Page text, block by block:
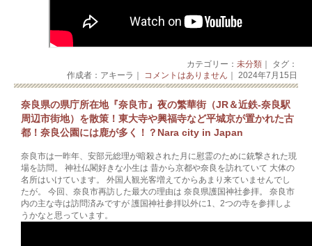
カテゴリー： 未分類｜ タグ：
作成者：アキーラ｜
コメントはありません ｜ 2024年7月15日
奈良県の県庁所在地『奈良市』夜の繁華街（JR＆近鉄-奈良駅
周辺市街地）を散策！東大寺や興福寺など平城京が置かれた古
都！奈良公園には鹿が多く！？Nara city in Japan
奈良市は一昨年、安部元総理が暗殺された月に慰霊のために銃撃された現
場を訪問。 神社仏閣好きな小生は 昔から京都や奈良を訪れていて 大体の
名所はいけています。 外国人観光客増えてからあまり来ていませんでし
たが。 今回、奈良市再訪した最大の理由は 奈良県護国神社参拝。 奈良市
内の主な寺は訪問済みですが 護国神社参拝以外に1、2つの寺を参拝しよ
うかなと思っています。